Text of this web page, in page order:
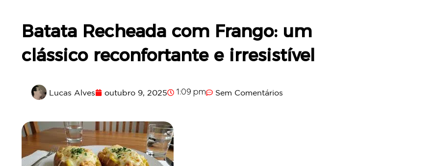
Batata Recheada com Frango: um
clássico reconfortante e irresistível
Lucas Alves outubro 9, 2025 1:09 pm Sem Comentários